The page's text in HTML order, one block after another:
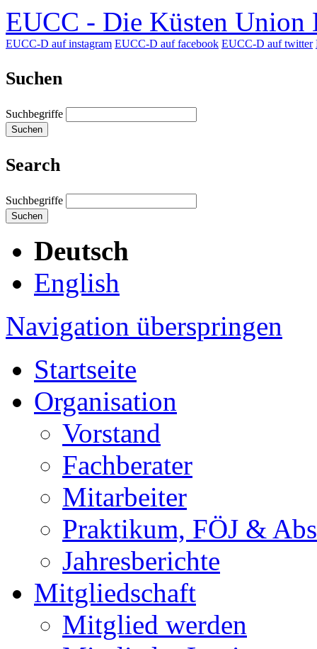
EUCC - Die Küsten Union
EUCC-D auf instagram EUCC-D auf facebook EUCC-D auf twitter
Suchen
Suchbegriffe
Suchen
Search
Suchbegriffe
Suchen
Deutsch
English
Navigation überspringen
Startseite
Organisation
Vorstand
Fachberater
Mitarbeiter
Praktikum, FÖJ &
Jahresberichte
Mitgliedschaft
Mitglied werden